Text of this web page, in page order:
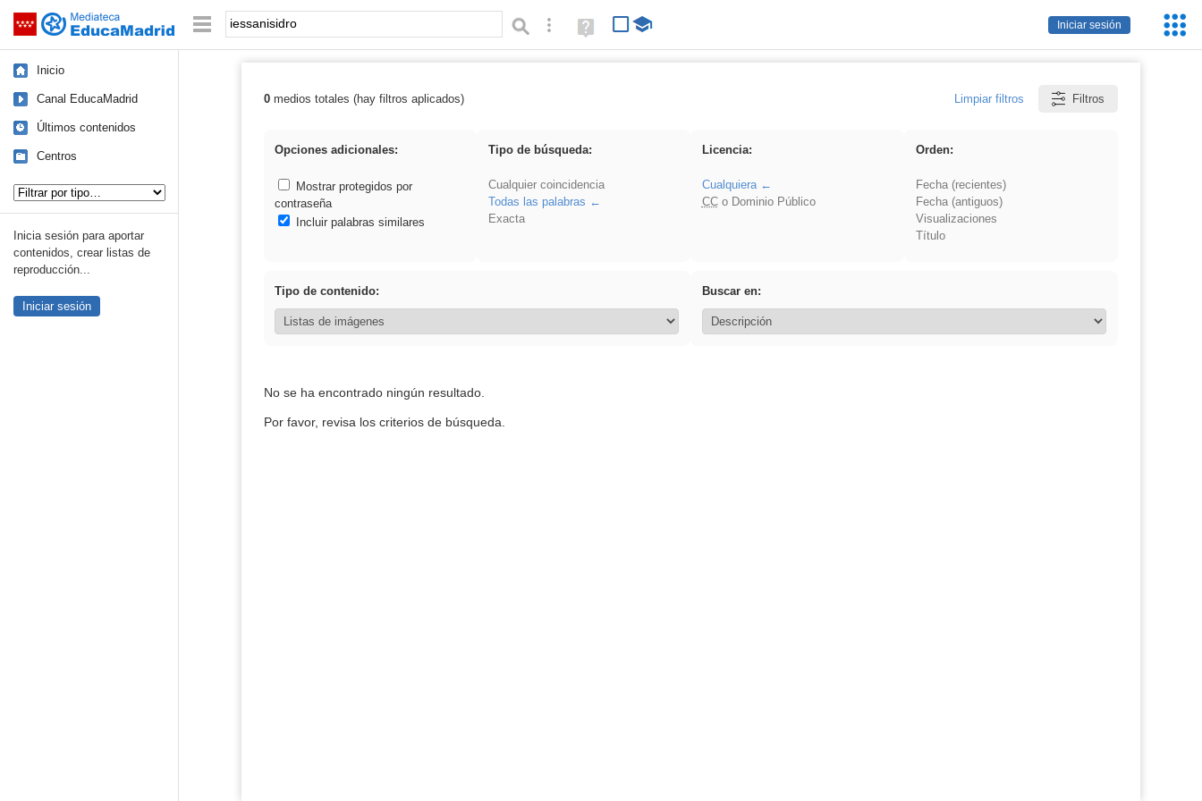
Saltar navegación
Iniciar sesión
Palabra o frase: Búsqueda avanzada
Ayuda
(en
Inicio
Canal EducaMadrid
Últimos contenidos
Centros
Inicia sesión para aportar
contenidos, crear listas de
reproducción...
Iniciar sesión
Resultados de: iessanisidro
0medios totales (hay filtros aplicados) Limpiar filtros Filtros
Opciones adicionales:
Mostrar protegidos por
contraseña
Incluir palabras similares
Tipo de búsqueda:
Cualquier coincidencia
Todas las palabras
Exacta
Licencia:
Cualquiera
CCo Dominio Público
Orden:
Fecha (recientes)
Fecha (antiguos)
Visualizaciones
Título
Tipo de contenido: Buscar en:
No se ha encontrado ningún resultado.
Por favor, revisa los criterios de búsqueda.